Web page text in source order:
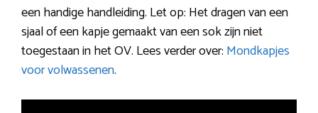
een handige handleiding. Let op: Het dragen van een
sjaal of een kapje gemaakt van een sok zijn niet
toegestaan in het OV. Lees verder over: Mondkapjes
voor volwassenen.